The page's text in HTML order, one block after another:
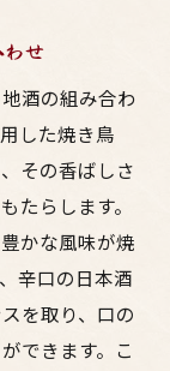
せ
酒の組み合わ
した焼き鳥
その香ばしさ
たらします。
かな風味が焼
辛口の日本酒
を取り、口の
できます。こ